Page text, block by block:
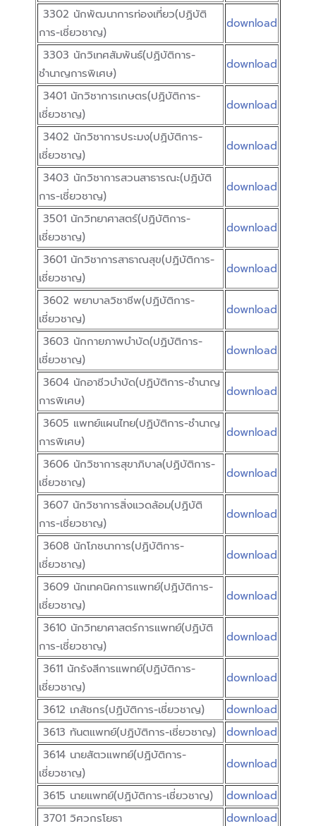
3302 นักพัฒนาการท่องเที่ยว(ปฏิบัติ
การ-เชี่ยวชาญ)
download
3303 นักวิเทศสัมพันธ์(ปฏิบัติการ-
ชำนาญการพิเศษ)
download
3401 นักวิชาการเกษตร(ปฏิบัติการ-
เชี่ยวชาญ)
download
3402 นักวิชาการประมง(ปฏิบัติการ-
เชี่ยวชาญ)
download
3403 นักวิชาการสวนสาธารณะ(ปฏิบัติ
การ-เชี่ยวชาญ)
download
3501 นักวิทยาศาสตร์(ปฏิบัติการ-
เชี่ยวชาญ)
download
3601 นักวิชาการสาธาณสุข(ปฏิบัติการ-
เชี่ยวชาญ)
download
3602 พยาบาลวิชาชีพ(ปฏิบัติการ-
เชี่ยวชาญ)
download
3603 นักกายภาพบำบัด(ปฏิบัติการ-
เชี่ยวชาญ)
download
3604 นักอาชีวบำบัด(ปฏิบัติการ-ชำนาญ
การพิเศษ)
download
3605 แพทย์แผนไทย(ปฏิบัติการ-ชำนาญ
การพิเศษ)
download
3606 นักวิชาการสุขาภิบาล(ปฏิบัติการ-
เชี่ยวชาญ)
download
3607 นักวิชาการสิ่งแวดล้อม(ปฏิบัติ
การ-เชี่ยวชาญ)
download
3608 นักโภชนาการ(ปฏิบัติการ-
เชี่ยวชาญ)
download
3609 นักเทคนิคการแพทย์(ปฏิบัติการ-
เชี่ยวชาญ)
download
3610 นักวิทยาศาสตร์การแพทย์(ปฏิบัติ
การ-เชี่ยวชาญ)
download
3611 นักรังสีการแพทย์(ปฏิบัติการ-
เชี่ยวชาญ)
download
3612 เภสัชกร(ปฏิบัติการ-เชี่ยวชาญ)
download
3613 ทันตแพทย์(ปฏิบัติการ-เชี่ยวชาญ)
download
3614 นายสัตวแพทย์(ปฏิบัติการ-
เชี่ยวชาญ)
download
3615 นายแพทย์(ปฏิบัติการ-เชี่ยวชาญ)
download
3701 วิศวกรโยธา
download